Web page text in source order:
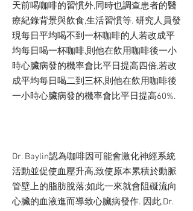
天前喝咖啡的習慣外,同時也調查患者的醫
療紀錄背景與飲食,生活習慣等. 研究人員發
現每日平均喝不到一杯咖啡的人若改成平
均每日喝一杯咖啡,則他在飲用咖啡後一小
時心臟病發的機率會比平日提高四倍,若改
成平均每日喝二到三杯,則他在飲用咖啡後
一小時心臟病發的機率會比平日提高60%.
Dr. Baylin認為咖啡因可能會激化神經系統
活動並促使血壓升高,致使原本累積於動脈
管壁上的脂肪脫落;如此一來就會阻礙流向
心臟的血液進而導致心臟病發作. 因此,Dr.